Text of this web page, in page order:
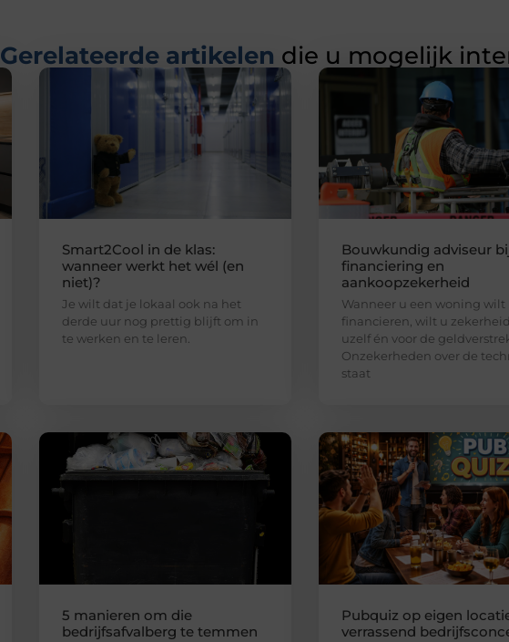
Gerelateerde artikelen die u mogelijk
Smart2Cool in de klas:
wanneer werkt het wél (en
niet)?
Je wilt dat je lokaal ook na het
derde uur nog prettig blijft om in
te werken en te leren.
Bouwkundig adviseur
financiering en
aankoopzekerheid
Wanneer u een woning wilt
financieren, wilt u
uzelf én voor de
Onzekerheden over de
staat
5 manieren om die
bedrijfsafvalberg te temmen
Pubquiz op eigen
verrassend